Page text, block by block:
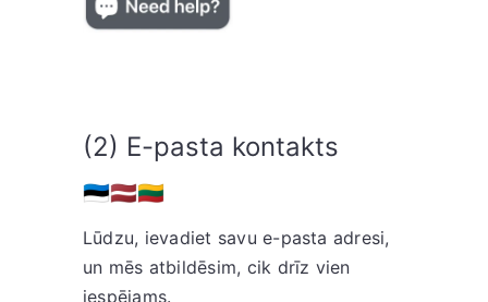
(2) E-pasta kontakts
🇪🇪🇱🇻🇱🇹
Lūdzu, ievadiet savu e-pasta adresi,
un mēs atbildēsim, cik drīz vien
iespējams.